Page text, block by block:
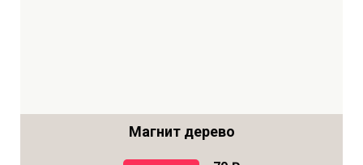
Магнит дерево